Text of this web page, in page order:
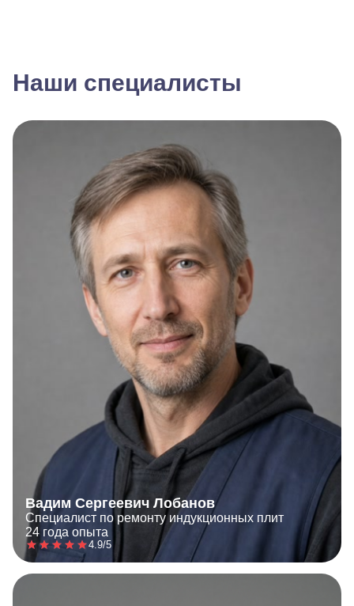
Наши специалисты
Вадим Сергеевич Лобанов
Специалист по ремонту индукционных плит
24 года опыта
4.9/5